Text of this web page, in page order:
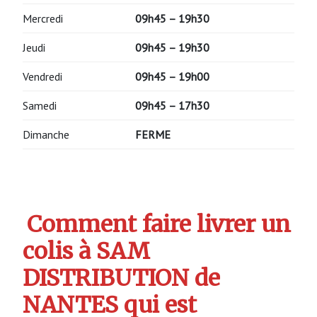
Mercredi 09h45 – 19h30
Jeudi 09h45 – 19h30
Vendredi 09h45 – 19h00
Samedi 09h45 – 17h30
Dimanche FERME
Comment faire livrer un
colis à SAM
DISTRIBUTION de
NANTES qui est